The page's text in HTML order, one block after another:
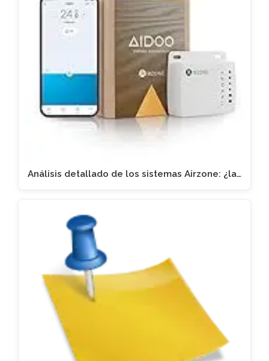
Análisis detallado de los sistemas Airzone: ¿la…